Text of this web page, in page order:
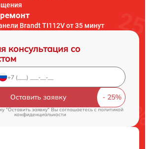
Brandt TI112V от 35 минут
консультация со
Оставить заявку
"Оставить заявку" Вы соглашаетесь c политикой
конфиденциальности